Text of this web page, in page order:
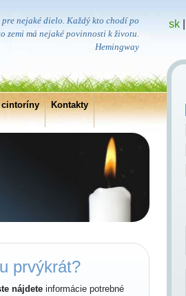
nejaké dielo. Každý kto chodí po
zemi má nejaké povinnosti k životu.
Hemingway
cintoríny Kontakty
sk|
prvýkrát?
nájdete informácie potrebné